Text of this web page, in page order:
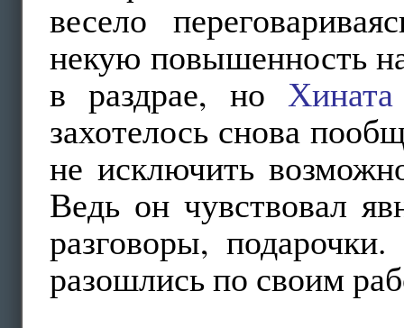
весело
некую повышенность
в раздрае, но Хината
захотелось снова
не исключить
Ведь он чувствовал
разговоры,
разошлись по своим